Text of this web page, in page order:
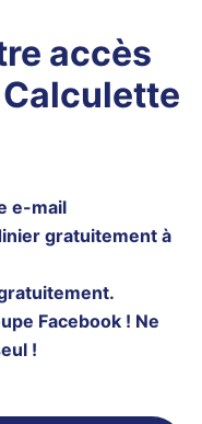
accès
e-mail
gratuitement à
Facebook ! Ne
!